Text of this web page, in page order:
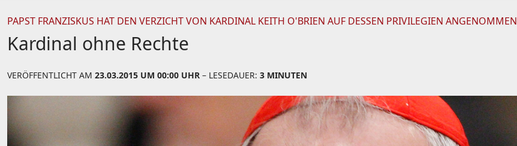
PAPST FRANZISKUS HAT DEN VERZICHT VON KARDINAL KEITH O'BRIEN AUF DESSEN PRIVILEGIEN ANGENOMMEN
Kardinal ohne Rechte
VERÖFFENTLICHT AM 23.03.2015 UM 00:00 UHR – LESEDAUER: 3 MINUTEN